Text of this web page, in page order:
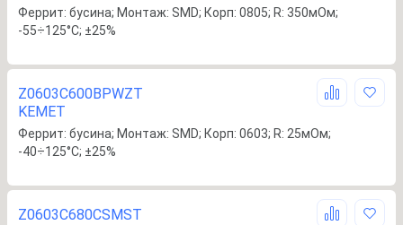
Феррит: бусина; Монтаж: SMD; Корп: 0805; R: 350мОм;
-55÷125°C; ±25%
Z0603C600BPWZT
KEMET
Феррит: бусина; Монтаж: SMD; Корп: 0603; R: 25мОм;
-40÷125°C; ±25%
Z0603C680CSMST